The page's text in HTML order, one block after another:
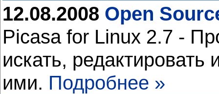
12.08.2008 Open
Picasa for Linux 2.7 -
искать,
ими. Подробнее »